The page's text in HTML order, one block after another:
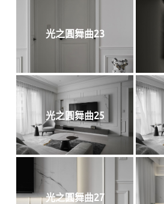
光之圓舞曲23
光之圓舞曲25
光之圓舞曲27